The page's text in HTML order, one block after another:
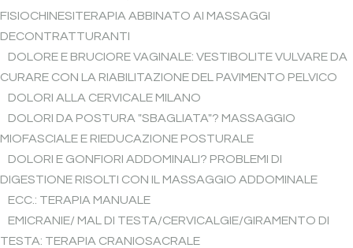
FISIOCHINESITERAPIA ABBINATO AI MASSAGGI
DECONTRATTURANTI
DOLORE E BRUCIORE VAGINALE: VESTIBOLITE VULVARE DA
CURARE CON LA RIABILITAZIONE DEL PAVIMENTO PELVICO
DOLORI ALLA CERVICALE MILANO
DOLORI DA POSTURA "SBAGLIATA"? MASSAGGIO
MIOFASCIALE E RIEDUCAZIONE POSTURALE
DOLORI E GONFIORI ADDOMINALI? PROBLEMI DI
DIGESTIONE RISOLTI CON IL MASSAGGIO ADDOMINALE
ECC.: TERAPIA MANUALE
EMICRANIE/ MAL DI TESTA/CERVICALGIE/GIRAMENTO DI
TESTA: TERAPIA CRANIOSACRALE